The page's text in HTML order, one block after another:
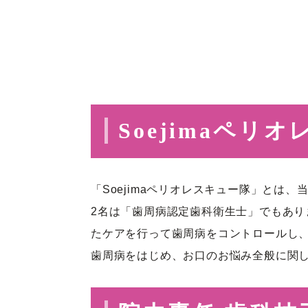
Soejimaペリオ
「Soejimaペリオレスキュー隊」とは、
2名は「歯周病認定歯科衛生士」でもあ
たケアを行って歯周病をコントロールし
歯周病をはじめ、お口のお悩み全般に関